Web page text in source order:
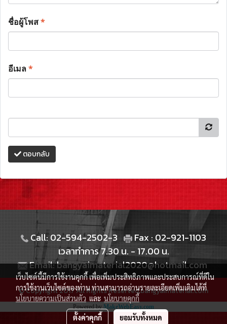
ชื่อผู้โพส*
อีเมล*
ตอบกลับ
Call: 02-594-2502-3
Fax : 02-921-1103
เวลาทำการ 7.30 น. - 17.00 น.
Email: bangyaimaterial2020@hotmail.com
© Copyright 2017 All Rights Reserved.bangyaimaterial.com
Powered by MakeWebEasy.com
เว็บไซต์นี้มีการใช้งานคุกกี้ เพื่อเพิ่มประสิทธิภาพและประสบการณ์ที่ดีใน
การใช้งานเว็บไซต์ของท่าน ท่านสามารถอ่านรายละเอียดเพิ่มเติมได้ที่
นโยบายความเป็นส่วนตัว และ นโยบายคุกกี้
ตั้งค่าคุกกี้ ยอมรับทั้งหมด